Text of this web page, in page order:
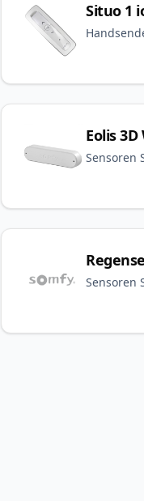
Situo 1
Eolis
Sensoren
Sensoren